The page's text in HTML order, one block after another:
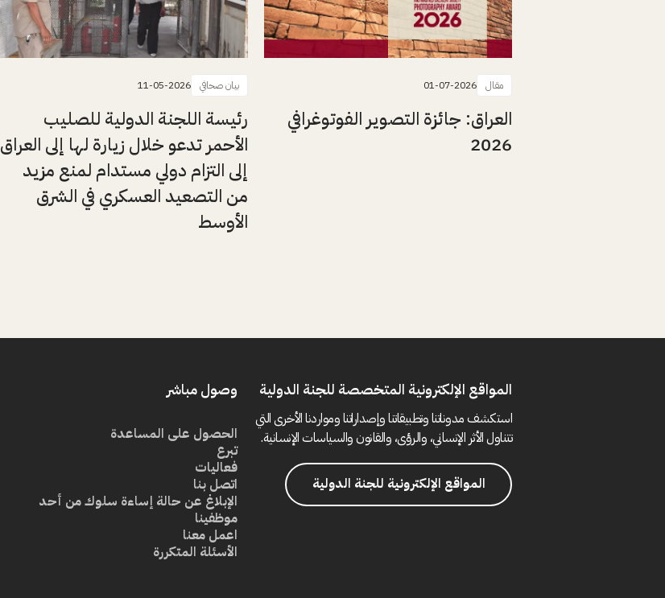
مقال 01-07-2026
العراق: جائزة التصوير الفوتوغرافي
2026
بيان صحافي 11-05-2026
رئيسة اللجنة الدولية للصليب
الأحمر تدعو خلال زيارة لها إلى العراق
إلى التزام دولي مستدام لمنع مزيد
من التصعيد العسكري في الشرق
الأوسط
المواقع الإلكترونية المتخصصة للجنة الدولية
استكشف مدوناتنا وتطبيقاتنا وإصداراتنا ومواردنا الأخرى التي
تتناول الأثر الإنساني، والرؤى، والقانون والسياسات الإنسانية.
المواقع الإلكترونية للجنة الدولية
وصول مباشر
الحصول على المساعدة
تبرع
فعاليات
اتصل بنا
الإبلاغ عن حالة إساءة سلوك من أحد
موظفينا
اعمل معنا
الأسئلة المتكررة